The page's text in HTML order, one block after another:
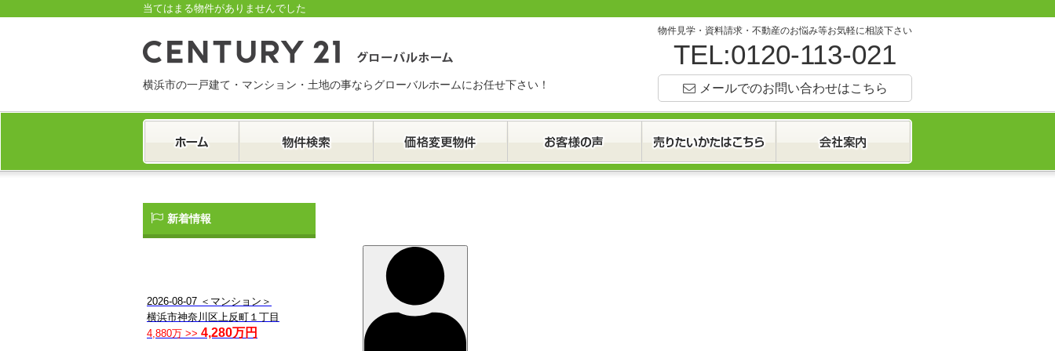
当てはまる物件がありませんでした
横浜市の一戸建て・マンション・土地の事ならグローバルホームにお任せ下さい！
物件見学・資料請求・不動産のお悩み等お気軽に相談下さい
TEL:0120-113-021
メールでのお問い合わせはこちら
一戸建て
マンション
土地
新着情報